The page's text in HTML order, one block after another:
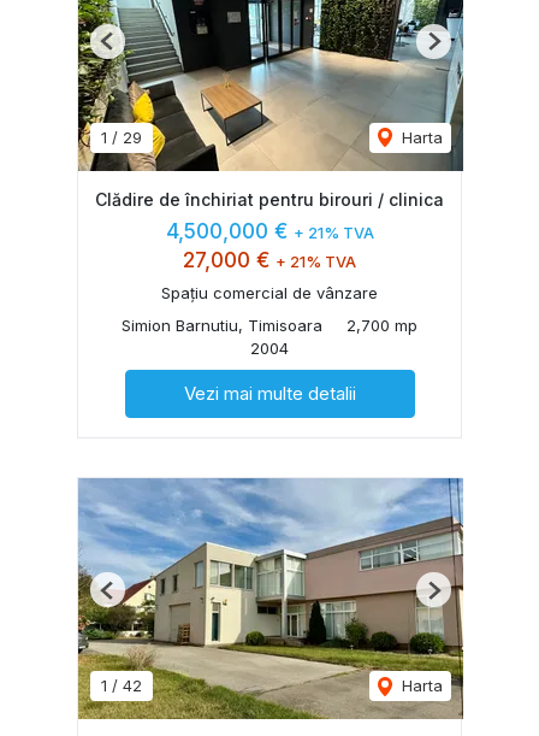
1 / 29 Harta
Previous Next
Clădire de închiriat pentru birouri / clinica
4,500,000 € + 21% TVA
27,000 € + 21% TVA
Spațiu comercial de vânzare
Simion Barnutiu, Timisoara
2,700 mp
2004
Vezi mai multe detalii
1 / 42 Harta
Previous Next